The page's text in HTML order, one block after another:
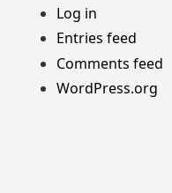
Log in
Entries feed
Comments feed
WordPress.org